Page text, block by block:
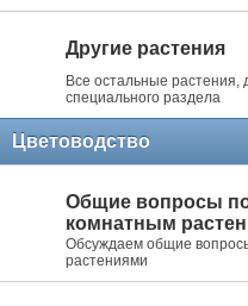
Другие растения
Все остальные растения,
специального раздела
Цветоводство
Общие вопросы
комнатным
Обсуждаем общие
растениями